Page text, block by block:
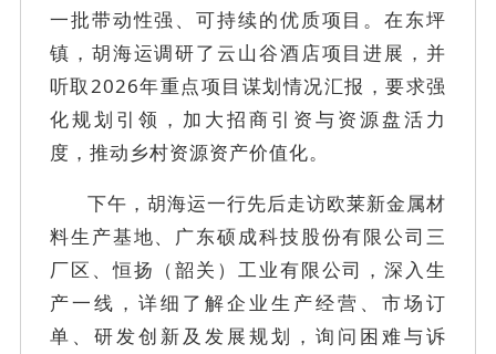
一批带动性强、可持续的优质项目。在东坪
镇，胡海运调研了云山谷酒店项目进展，并
听取2026年重点项目谋划情况汇报，要求强
化规划引领，加大招商引资与资源盘活力
度，推动乡村资源资产价值化。
下午，胡海运一行先后走访欧莱新金属材
料生产基地、广东硕成科技股份有限公司三
厂区、恒扬（韶关）工业有限公司，深入生
产一线，详细了解企业生产经营、市场订
单、研发创新及发展规划，询问困难与诉